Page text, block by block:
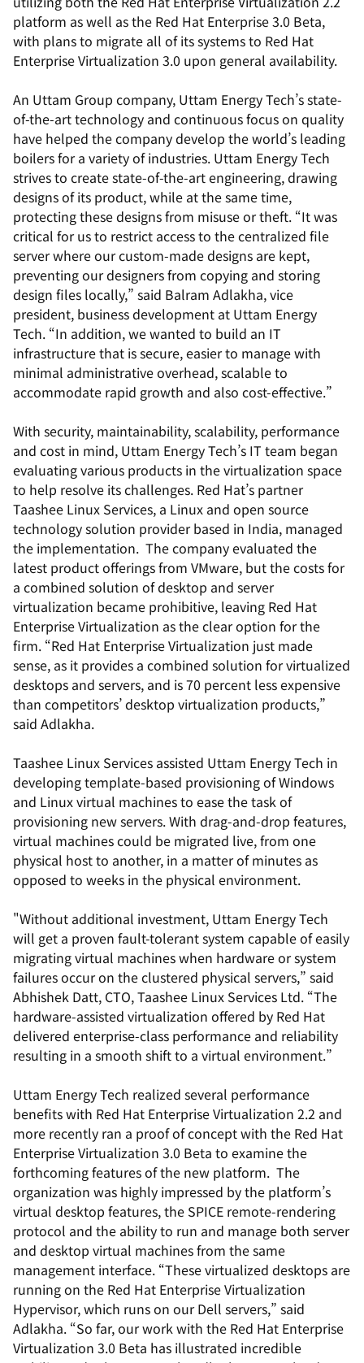
platform as well as the Red Hat Enterprise 3.0 Beta,
with plans to migrate all of its systems to Red Hat
Enterprise Virtualization 3.0 upon general availability.
An Uttam Group company, Uttam Energy Tech’s state-
of-the-art technology and continuous focus on quality
have helped the company develop the world’s leading
boilers for a variety of industries. Uttam Energy Tech
strives to create state-of-the-art engineering, drawing
designs of its product, while at the same time,
protecting these designs from misuse or theft. “It was
critical for us to restrict access to the centralized file
server where our custom-made designs are kept,
preventing our designers from copying and storing
design files locally,” said Balram Adlakha, vice
president, business development at Uttam Energy
Tech. “In addition, we wanted to build an IT
infrastructure that is secure, easier to manage with
minimal administrative overhead, scalable to
accommodate rapid growth and also cost-effective.”
With security, maintainability, scalability, performance
and cost in mind, Uttam Energy Tech’s IT team began
evaluating various products in the virtualization space
to help resolve its challenges. Red Hat’s partner
Taashee Linux Services, a Linux and open source
technology solution provider based in India, managed
the implementation. The company evaluated the
latest product offerings from VMware, but the costs for
a combined solution of desktop and server
virtualization became prohibitive, leaving Red Hat
Enterprise Virtualization as the clear option for the
firm. “Red Hat Enterprise Virtualization just made
sense, as it provides a combined solution for virtualized
desktops and servers, and is 70 percent less expensive
than competitors’ desktop virtualization products,”
said Adlakha.
Taashee Linux Services assisted Uttam Energy Tech in
developing template-based provisioning of Windows
and Linux virtual machines to ease the task of
provisioning new servers. With drag-and-drop features,
virtual machines could be migrated live, from one
physical host to another, in a matter of minutes as
opposed to weeks in the physical environment.
"Without additional investment, Uttam Energy Tech
will get a proven fault-tolerant system capable of easily
migrating virtual machines when hardware or system
failures occur on the clustered physical servers,” said
Abhishek Datt, CTO, Taashee Linux Services Ltd. “The
hardware-assisted virtualization offered by Red Hat
delivered enterprise-class performance and reliability
resulting in a smooth shift to a virtual environment.”
Uttam Energy Tech realized several performance
benefits with Red Hat Enterprise Virtualization 2.2 and
more recently ran a proof of concept with the Red Hat
Enterprise Virtualization 3.0 Beta to examine the
forthcoming features of the new platform. The
organization was highly impressed by the platform’s
virtual desktop features, the SPICE remote-rendering
protocol and the ability to run and manage both server
and desktop virtual machines from the same
management interface. “These virtualized desktops are
running on the Red Hat Enterprise Virtualization
Hypervisor, which runs on our Dell servers,” said
Adlakha. “So far, our work with the Red Hat Enterprise
Virtualization 3.0 Beta has illustrated incredible